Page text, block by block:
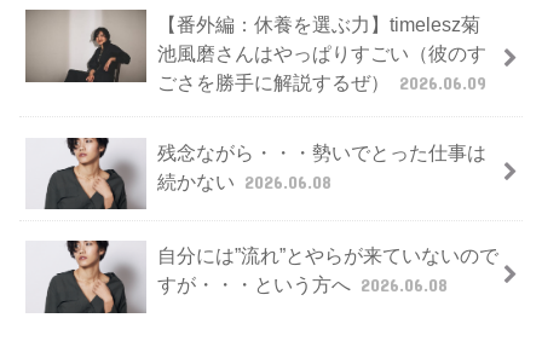
【番外編：休養を選ぶ力】timelesz菊
池風磨さんはやっぱりすごい（彼のす
ごさを勝手に解説するぜ）
2026.06.09
残念ながら・・・勢いでとった仕事は
続かない 2026.06.08
自分には”流れ”とやらが来ていないので
すが・・・という方へ 2026.06.08